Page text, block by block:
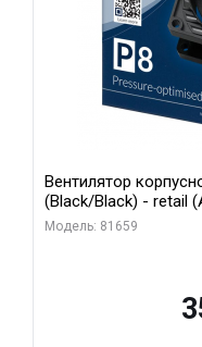
Вентилятор
(Black/Black) - retail
Модель: 81659